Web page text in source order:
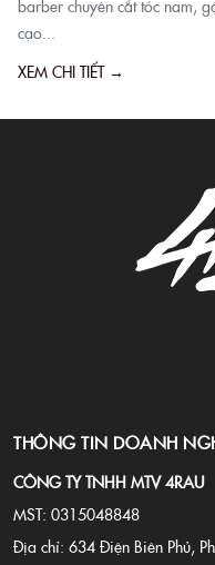
barber chuyên cắt tóc nam,
cạo...
XEM CHI TIẾT →
THÔNG TIN DOANH
CÔNG TY TNHH MTV 4RAU
MST: 0315048848
Địa chỉ: 634 Điện Biên Phủ,